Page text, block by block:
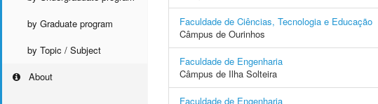
by Graduate program
by Topic / Subject
About
Faculdade de Ciências, Tecnologia e Educação
Câmpus de Ourinhos
Faculdade de Engenharia
Câmpus de Ilha Solteira
Faculdade de Engenharia